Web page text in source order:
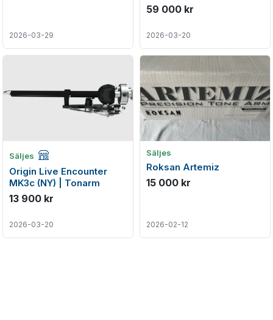
2026-03-29
59 000 kr
2026-03-20
Säljes Företagsannons
Origin Live Encounter
MK3c (NY) | Tonarm
13 900 kr
2026-03-20
Säljes
Roksan Artemiz
15 000 kr
2026-02-12